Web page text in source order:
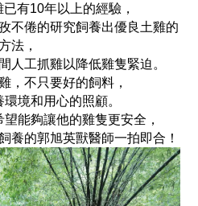
有10年以上的經驗，
不倦的研究飼養出優良土雞的
法，
人工抓雞以降低雞隻緊迫。
， 不只要好的飼料，
境和用心的照顧。
能夠讓他的雞隻更安全，
養的郭旭英獸醫師一拍即合！